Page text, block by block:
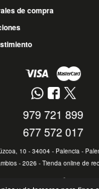
de compra
979 721 899
677 572 017
10 - 34004 - Palencia -
- 2026 - Tienda online de